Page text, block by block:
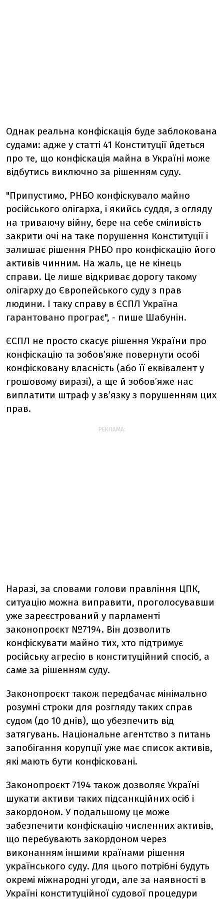
Однак реальна конфіскація буде заблокована
судами: адже у статті 41 Конституції йдеться
про те, що конфіскація майна в Україні може
відбутись виключно за рішенням суду.
"Припустимо, РНБО конфіскувало майно
російського олігарха, і якийсь суддя, з огляду
на триваючу війну, бере на себе сміливість
закрити очі на таке порушення Конституції і
залишає рішення РНБО про конфіскацію його
активів чинним. На жаль, це не кінець
справи. Це лише відкриває дорогу такому
олігарху до Європейського суду з прав
людини. І таку справу в ЄСПЛ Україна
гарантовано програє", - пише Шабунін.
ЄСПЛ не просто скасує рішення України про
конфіскацію та зобов’яже повернути особі
конфісковану власність (або її еквівалент у
грошовому виразі), а ще й зобов’яже нас
виплатити штраф у зв’язку з порушенням цих
прав.
РЕКЛАМА:
Наразі, за словами голови правління ЦПК,
ситуацію можна виправити, проголосувавши
уже зареєстрований у парламенті
законопроєкт №7194. Він дозволить
конфіскувати майно тих, хто підтримує
російську агресію в конституційний спосіб, а
саме за рішенням суду.
Законопроєкт також передбачає мінімально
розумні строки для розгляду таких справ
судом (до 10 днів), що убезпечить від
затягувань. Національне агентство з питань
запобігання корупції уже має список активів,
які мають бути конфісковані.
Законопроєкт 7194 також дозволяє Україні
шукати активи таких підсанкційних осіб і
закордоном. У подальшому це може
забезпечити конфіскацію численних активів,
що перебувають закордоном через
виконанням іншими країнами рішення
українського суду. Для цього потрібні будуть
окремі міжнародні угоди, але за наявності в
Україні конституційної судової процедури